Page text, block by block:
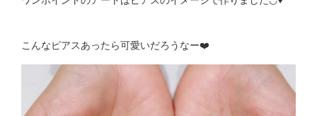
こんなピアスあったら可愛いだろうなー❤️